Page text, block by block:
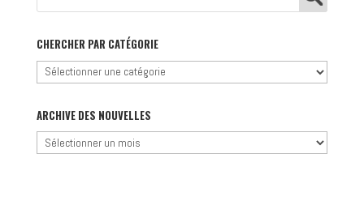
CHERCHER PAR CATÉGORIE
Chercher
catégorie
ARCHIVE DES NOUVELLES
Archive